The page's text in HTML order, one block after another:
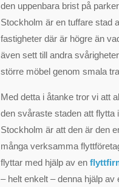
den uppenbara brist på
Stockholm är en tuffare stad
fastigheter där är högre än
även sett till andra
större möbel genom smala
Med detta i åtanke tror vi att
den svåraste staden att flytta
Stockholm är att den är den
många verksamma
flyttar med hjälp av en
– helt enkelt – denna hjälp